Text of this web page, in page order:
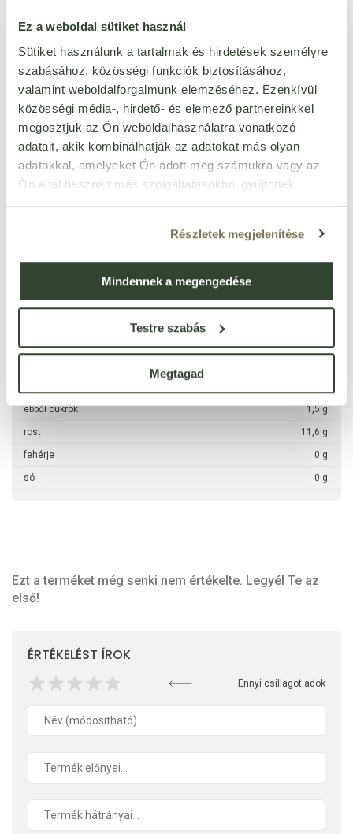
Ez a weboldal sütiket használ
Sütiket használunk a tartalmak és hirdetések személyre
szabásához, közösségi funkciók biztosításához,
valamint weboldalforgalmunk elemzéséhez. Ezenkívül
közösségi média-, hirdető- és elemező partnereinkkel
megosztjuk az Ön weboldalhasználatra vonatkozó
adatait, akik kombinálhatják az adatokat más olyan
adatokkal, amelyeket Ön adott meg számukra vagy az
Ön által használt más szolgáltatásokból gyűjtöttek.
Részletek megjelenítése
Mindennek a megengedése
Testre szabás
Megtagad
földimogyorótól mentes
mustártól mentes
puhatestűektől mentes Igen
rákféléktől mentes Igen
szezámmagtól mentes
csillagfürttől mentes
per 100 g
ebből cukrok 1,5 g
rost 11,6 g
fehérje 0 g
só 0 g
Ezt a terméket még senki nem értékelte. Legyél Te az
első!
ÉRTÉKELÉST ÍROK
Ennyi csillagot adok